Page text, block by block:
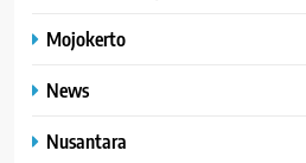
Mojokerto
News
Nusantara